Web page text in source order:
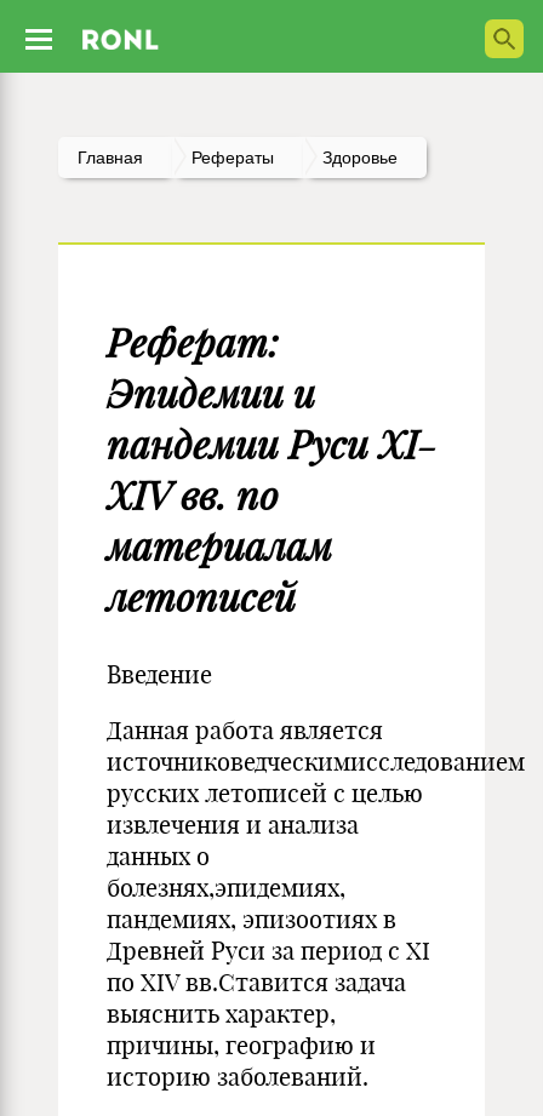
Главная Рефераты Здоровье
Реферат:
Эпидемии и
пандемии Руси XI-
XIV вв. по
материалам
летописей
Введение
Данная работа является
источниковедческимисследованием
русских летописей с целью
извлечения и анализа
данных о
болезнях,эпидемиях,
пандемиях, эпизоотиях в
Древней Руси за период с XI
по XIV вв.Ставится задача
выяснить характер,
причины, географию и
историю заболеваний.